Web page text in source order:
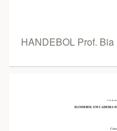
HANDEBOL Prof. Bia